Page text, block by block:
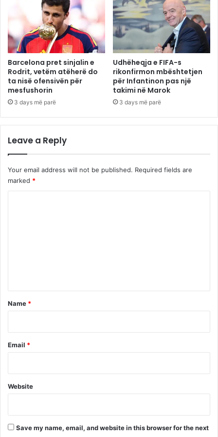
Barcelona pret sinjalin e
Rodrit, vetëm atëherë do
ta nisë ofensivën për
mesfushorin
3 days më parë
Udhëheqja e FIFA-s
rikonfirmon mbështetjen
për Infantinon pas një
takimi në Marok
3 days më parë
Leave a Reply
Your email address will not be published. Required fields are
marked *
*
Name *
Email *
Website
Save my name, email, and website in this browser for the next